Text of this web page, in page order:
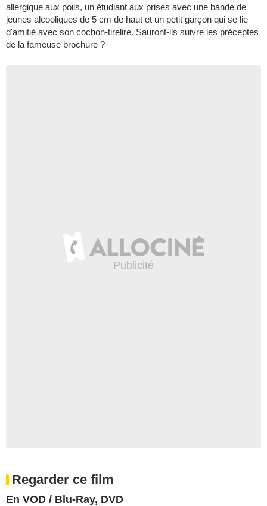
allergique aux poils, un étudiant aux prises avec une bande de
jeunes alcooliques de 5 cm de haut et un petit garçon qui se lie
d'amitié avec son cochon-tirelire. Sauront-ils suivre les préceptes
de la fameuse brochure ?
Regarder ce film
En VOD / Blu-Ray, DVD